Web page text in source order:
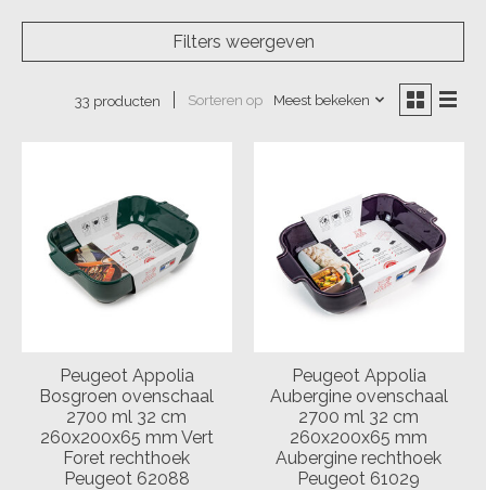
Filters weergeven
33 producten Sorteren op Meest bekeken
Peugeot Appolia
Bosgroen ovenschaal
2700 ml 32 cm
260x200x65 mm Vert
Foret rechthoek
Peugeot 62088
Peugeot Appolia
Aubergine ovenschaal
2700 ml 32 cm
260x200x65 mm
Aubergine rechthoek
Peugeot 61029